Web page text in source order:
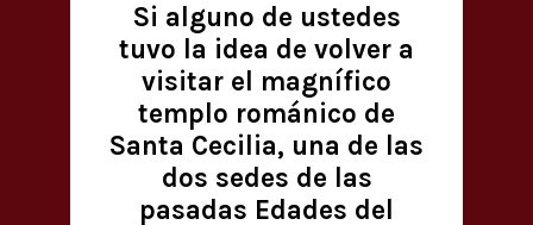
Si alguno de ustedes
tuvo la idea de volver a
visitar el magnífico
templo románico de
Santa Cecilia, una de las
dos sedes de las
pasadas Edades del